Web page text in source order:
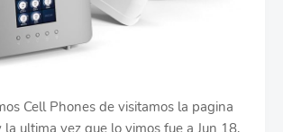
Cell Phones de visitamos la pagina